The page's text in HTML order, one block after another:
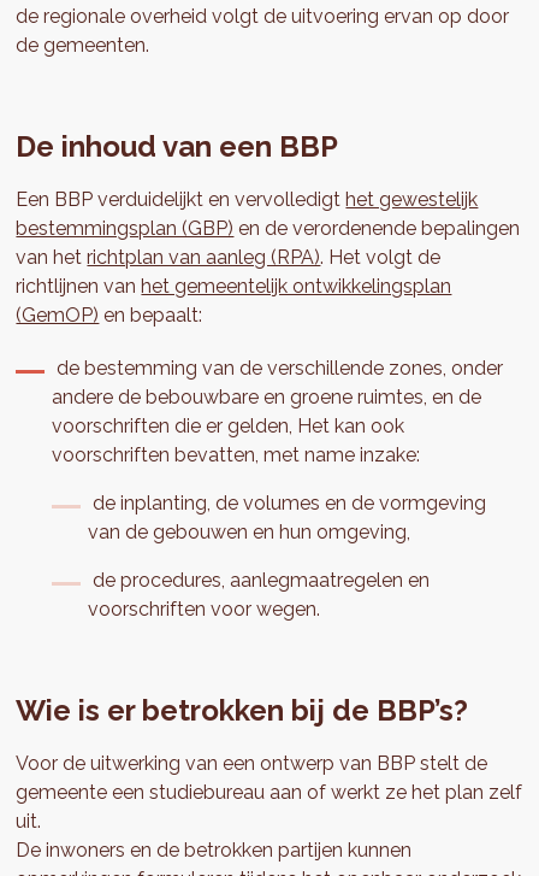
de regionale overheid volgt de uitvoering ervan op door
de gemeenten.
De inhoud van een BBP
Een BBP verduidelijkt en vervolledigthet gewestelijk
bestemmingsplan (GBP) en de verordenende bepalingen
van hetrichtplan van aanleg (RPA). Het volgt de
richtlijnen vanhet gemeentelijk ontwikkelingsplan
(GemOP) en bepaalt:
de bestemming van de verschillende zones, onder
andere de bebouwbare en groene ruimtes, en de
voorschriften die er gelden, Het kan ook
voorschriften bevatten, met name inzake:
de inplanting, de volumes en de vormgeving
van de gebouwen en hun omgeving,
de procedures, aanlegmaatregelen en
voorschriften voor wegen.
Wie is er betrokken bij de BBP’s?
Voor de uitwerking van een ontwerp van BBP stelt de
gemeente een studiebureau aan of werkt ze het plan zelf
uit.
De inwoners en de betrokken partijen kunnen